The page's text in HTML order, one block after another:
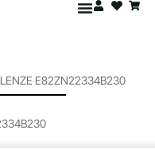
LENZE E82ZN22334B230